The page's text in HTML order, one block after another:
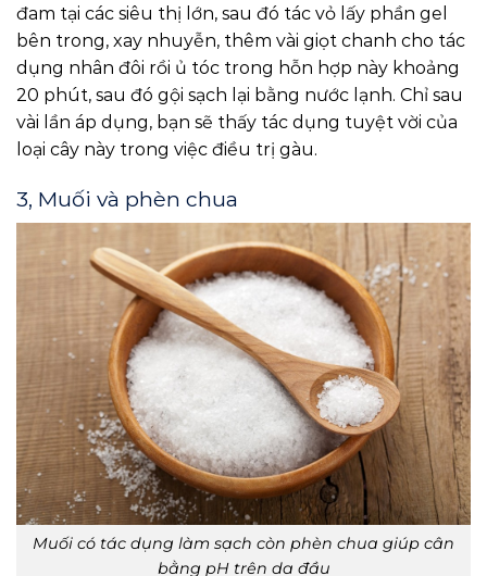
đam tại các siêu thị lớn, sau đó tác vỏ lấy phần gel
bên trong, xay nhuyễn, thêm vài giọt chanh cho tác
dụng nhân đôi rồi ủ tóc trong hỗn hợp này khoảng
20 phút, sau đó gội sạch lại bằng nước lạnh. Chỉ sau
vài lần áp dụng, bạn sẽ thấy tác dụng tuyệt vời của
loại cây này trong việc điều trị gàu.
3, Muối và phèn chua
Muối có tác dụng làm sạch còn phèn chua giúp cân
bằng pH trên da đầu